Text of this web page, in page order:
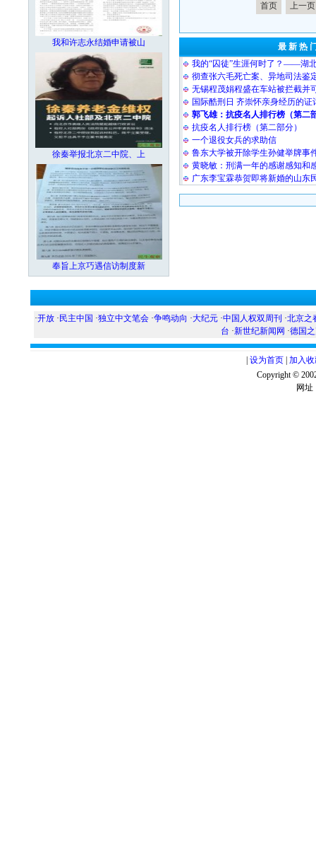
我和许志永结婚申请被山
徐秦举报北京二中院、上
奉旨上京巧遇信访制度新
首页 上一页
最 新 热
我的“囚徒”生涯何时了？——湖
彻查张六毛死亡案、异地司法鉴
无锡程茂娟程盛在车站被拦截并
国际酷刑日 齐崇怀亲身经历的证
郭飞雄：抗疫名人排行榜（第二
抗疫名人排行榜（第二部分）
一个退役女兵的求助信
鲁东大学被开除学生孙健举牌事
黄晓敏：刑满一年的感谢感知和
广东李宝霖恭贺即将新婚的山东
·开放 · 民主中国 ·独立中文笔会 ·争鸣动向 ·大纪元 ·中国人权双周刊 ·北京之
台 ·新世纪新闻网 ·德国
设为首页 加入
Copyright ©
网址